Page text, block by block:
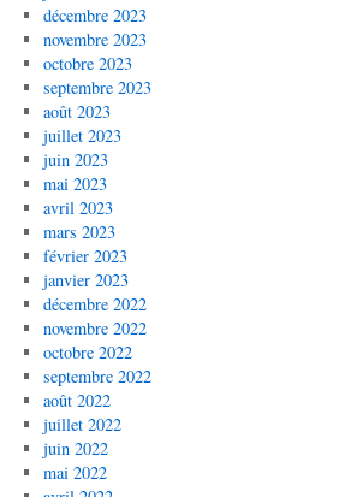
décembre 2023
novembre 2023
octobre 2023
septembre 2023
août 2023
juillet 2023
juin 2023
mai 2023
avril 2023
mars 2023
février 2023
janvier 2023
décembre 2022
novembre 2022
octobre 2022
septembre 2022
août 2022
juillet 2022
juin 2022
mai 2022